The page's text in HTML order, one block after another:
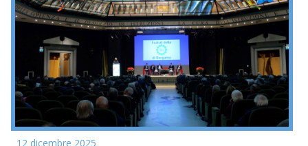
12 dicembre 2025